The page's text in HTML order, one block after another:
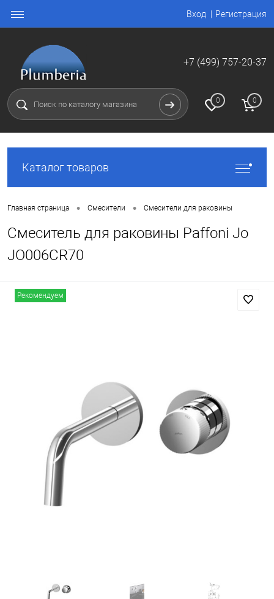
Вход Регистрация
+7 (499) 757-20-37
0 0
Каталог товаров
Главная страница • Смесители • Смесители для раковины
Смеситель для раковины Paffoni Jo
JO006CR70
Рекомендуем